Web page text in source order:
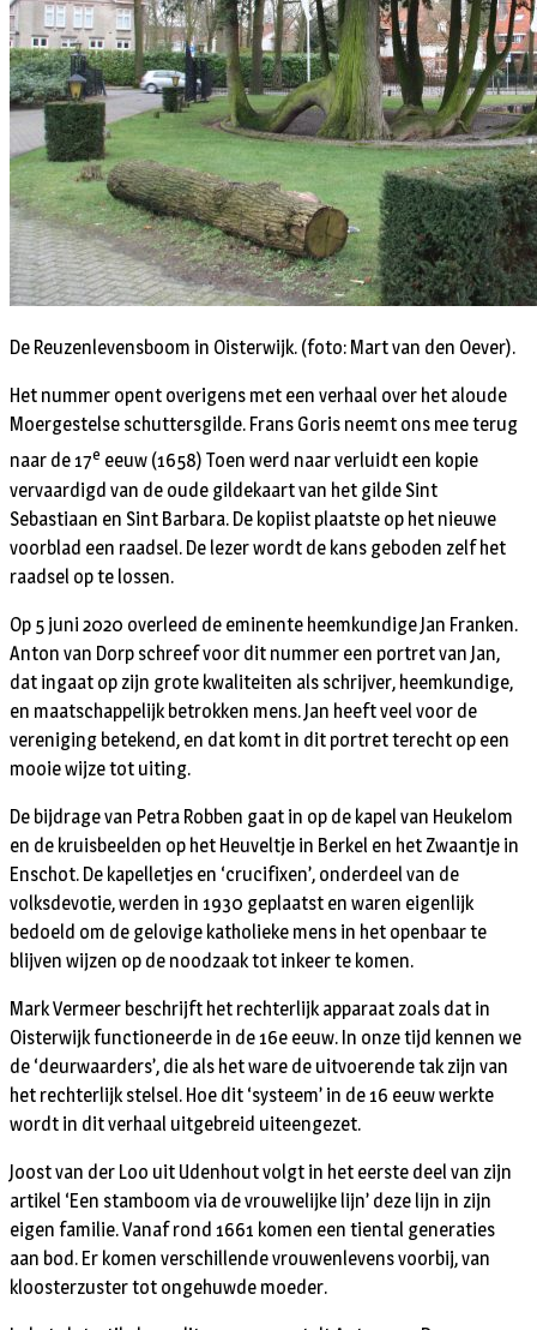
De Reuzenlevensboom in Oisterwijk. (foto: Mart van den Oever).
Het nummer opent overigens met een verhaal over het aloude
Moergestelse schuttersgilde. Frans Goris neemt ons mee terug
naar de 17e eeuw (1658) Toen werd naar verluidt een kopie
vervaardigd van de oude gildekaart van het gilde Sint
Sebastiaan en Sint Barbara. De kopiist plaatste op het nieuwe
voorblad een raadsel. De lezer wordt de kans geboden zelf het
raadsel op te lossen.
Op 5 juni 2020 overleed de eminente heemkundige Jan Franken.
Anton van Dorp schreef voor dit nummer een portret van Jan,
dat ingaat op zijn grote kwaliteiten als schrijver, heemkundige,
en maatschappelijk betrokken mens. Jan heeft veel voor de
vereniging betekend, en dat komt in dit portret terecht op een
mooie wijze tot uiting.
De bijdrage van Petra Robben gaat in op de kapel van Heukelom
en de kruisbeelden op het Heuveltje in Berkel en het Zwaantje in
Enschot. De kapelletjes en ‘crucifixen’, onderdeel van de
volksdevotie, werden in 1930 geplaatst en waren eigenlijk
bedoeld om de gelovige katholieke mens in het openbaar te
blijven wijzen op de noodzaak tot inkeer te komen.
Mark Vermeer beschrijft het rechterlijk apparaat zoals dat in
Oisterwijk functioneerde in de 16e eeuw. In onze tijd kennen we
de ‘deurwaarders’, die als het ware de uitvoerende tak zijn van
het rechterlijk stelsel. Hoe dit ‘systeem’ in de 16 eeuw werkte
wordt in dit verhaal uitgebreid uiteengezet.
Joost van der Loo uit Udenhout volgt in het eerste deel van zijn
artikel ‘Een stamboom via de vrouwelijke lijn’ deze lijn in zijn
eigen familie. Vanaf rond 1661 komen een tiental generaties
aan bod. Er komen verschillende vrouwenlevens voorbij, van
kloosterzuster tot ongehuwde moeder.